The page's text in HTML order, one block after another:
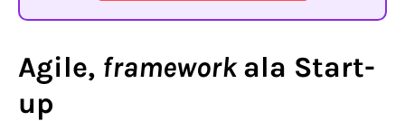
Agile, frameworkala Start-
up